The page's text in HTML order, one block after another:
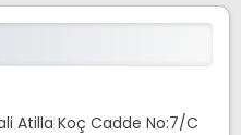
Atilla Koç Cadde No:7/C